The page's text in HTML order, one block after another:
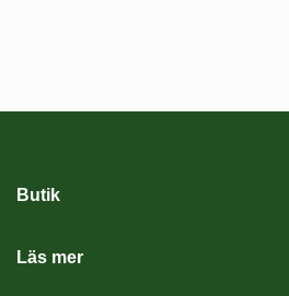
Butik
Läs mer